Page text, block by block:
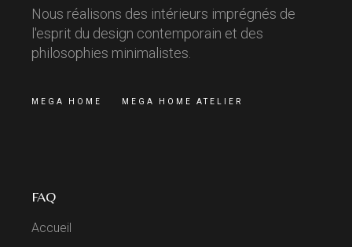
Nous réalisons des intérieurs imprégnés de
l'esprit du design contemporain et des
philosophies minimalistes.
MEGA HOME MEGA HOME ATELIER
FAQ
Accueil